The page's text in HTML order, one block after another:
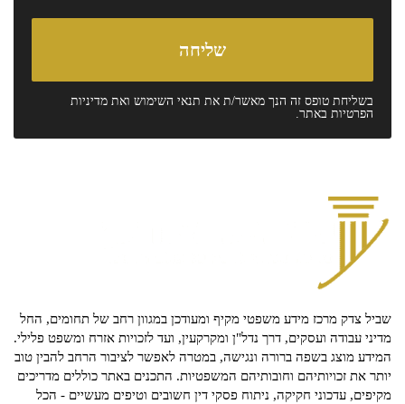
בשליחת טופס זה הנך מאשר/ת את תנאי השימוש ואת מדיניות
הפרטיות באתר.
שביל צדק מרכז מידע משפטי מקיף ומעודכן במגוון רחב של תחומים, החל
מדיני עבודה ועסקים, דרך נדל"ן ומקרקעין, ועד לזכויות אזרח ומשפט פלילי.
המידע מוצג בשפה ברורה ונגישה, במטרה לאפשר לציבור הרחב להבין טוב
יותר את זכויותיהם וחובותיהם המשפטיות. התכנים באתר כוללים מדריכים
מקיפים, עדכוני חקיקה, ניתוח פסקי דין חשובים וטיפים מעשיים - הכל